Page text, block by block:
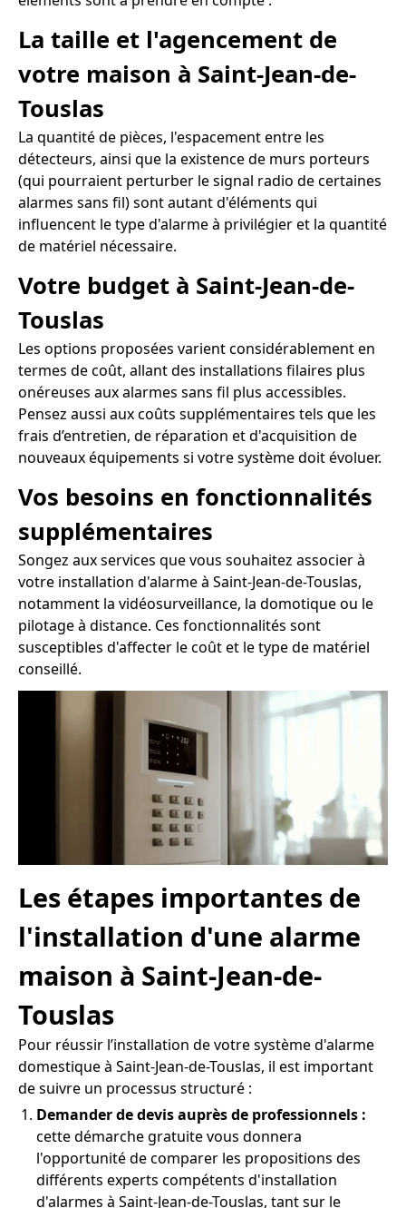
La taille et l'agencement de
votre maison à Saint-Jean-de-
Touslas
La quantité de pièces, l'espacement entre les
détecteurs, ainsi que la existence de murs porteurs
(qui pourraient perturber le signal radio de certaines
alarmes sans fil) sont autant d'éléments qui
influencent le type d'alarme à privilégier et la quantité
de matériel nécessaire.
Votre budget à Saint-Jean-de-
Touslas
Les options proposées varient considérablement en
termes de coût, allant des installations filaires plus
onéreuses aux alarmes sans fil plus accessibles.
Pensez aussi aux coûts supplémentaires tels que les
frais d’entretien, de réparation et d'acquisition de
nouveaux équipements si votre système doit évoluer.
Vos besoins en fonctionnalités
supplémentaires
Songez aux services que vous souhaitez associer à
votre installation d'alarme à Saint-Jean-de-Touslas,
notamment la vidéosurveillance, la domotique ou le
pilotage à distance. Ces fonctionnalités sont
susceptibles d'affecter le coût et le type de matériel
conseillé.
Les étapes importantes de
l'installation d'une alarme
maison à Saint-Jean-de-
Touslas
Pour réussir l’installation de votre système d'alarme
domestique à Saint-Jean-de-Touslas, il est important
de suivre un processus structuré :
Demander de devis auprès de professionnels :
cette démarche gratuite vous donnera
l'opportunité de comparer les propositions des
différents experts compétents d'installation
d'alarmes à Saint-Jean-de-Touslas, tant sur le